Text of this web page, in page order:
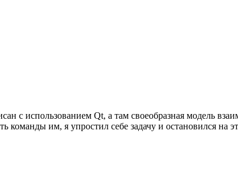
с использованием Qt, а там своеобразная модель
им, я упростил себе задачу и остановился на